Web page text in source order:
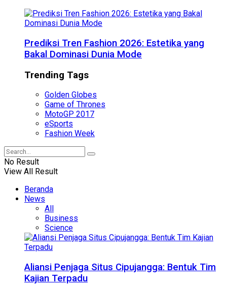
Prediksi Tren Fashion 2026: Estetika yang
Bakal Dominasi Dunia Mode
Trending Tags
Golden Globes
Game of Thrones
MotoGP 2017
eSports
Fashion Week
No Result
View All Result
Beranda
News
All
Business
Science
Aliansi Penjaga Situs Cipujangga: Bentuk Tim
Kajian Terpadu